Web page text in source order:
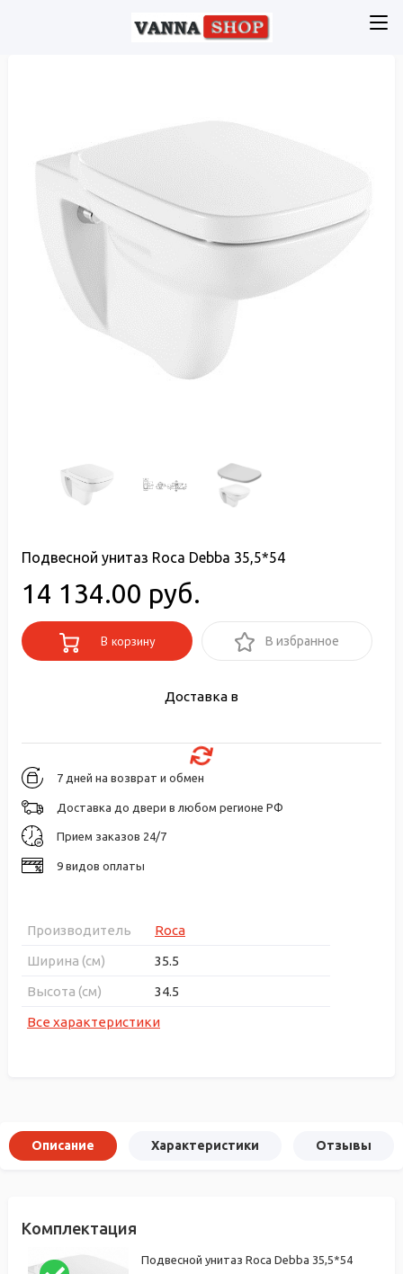
Подвесной унитаз Roca Debba 35,5*54
14 134.00 руб.
В корзину В избранное
Доставка в
7 дней на возврат и обмен
Доставка до двери в любом регионе РФ
Прием заказов 24/7
9 видов оплаты
Производитель
Roca
Ширина (см)
35.5
Высота (см)
34.5
Все характеристики
Описание Характеристики Отзывы
Комплектация
Подвесной унитаз Roca Debba 35,5*54